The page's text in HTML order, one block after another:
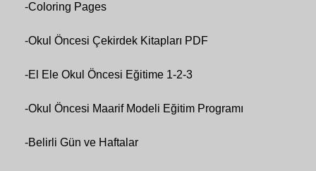
-Coloring Pages
-Okul Öncesi Çekirdek Kitapları PDF
-El Ele Okul Öncesi Eğitime 1-2-3
-Okul Öncesi Maarif Modeli Eğitim Programı
-Belirli Gün ve Haftalar